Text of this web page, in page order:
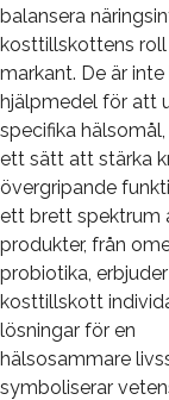
balansera
kosttillskottens
markant. De är
hjälpmedel för att
specifika
ett sätt att stärka
övergripande
ett brett spektrum
produkter, från
probiotika, erbjuder
kosttillskott
lösningar för en
hälsosammare
symboliserar